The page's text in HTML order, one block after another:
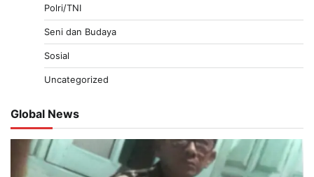
Polri/TNI
Seni dan Budaya
Sosial
Uncategorized
Global News